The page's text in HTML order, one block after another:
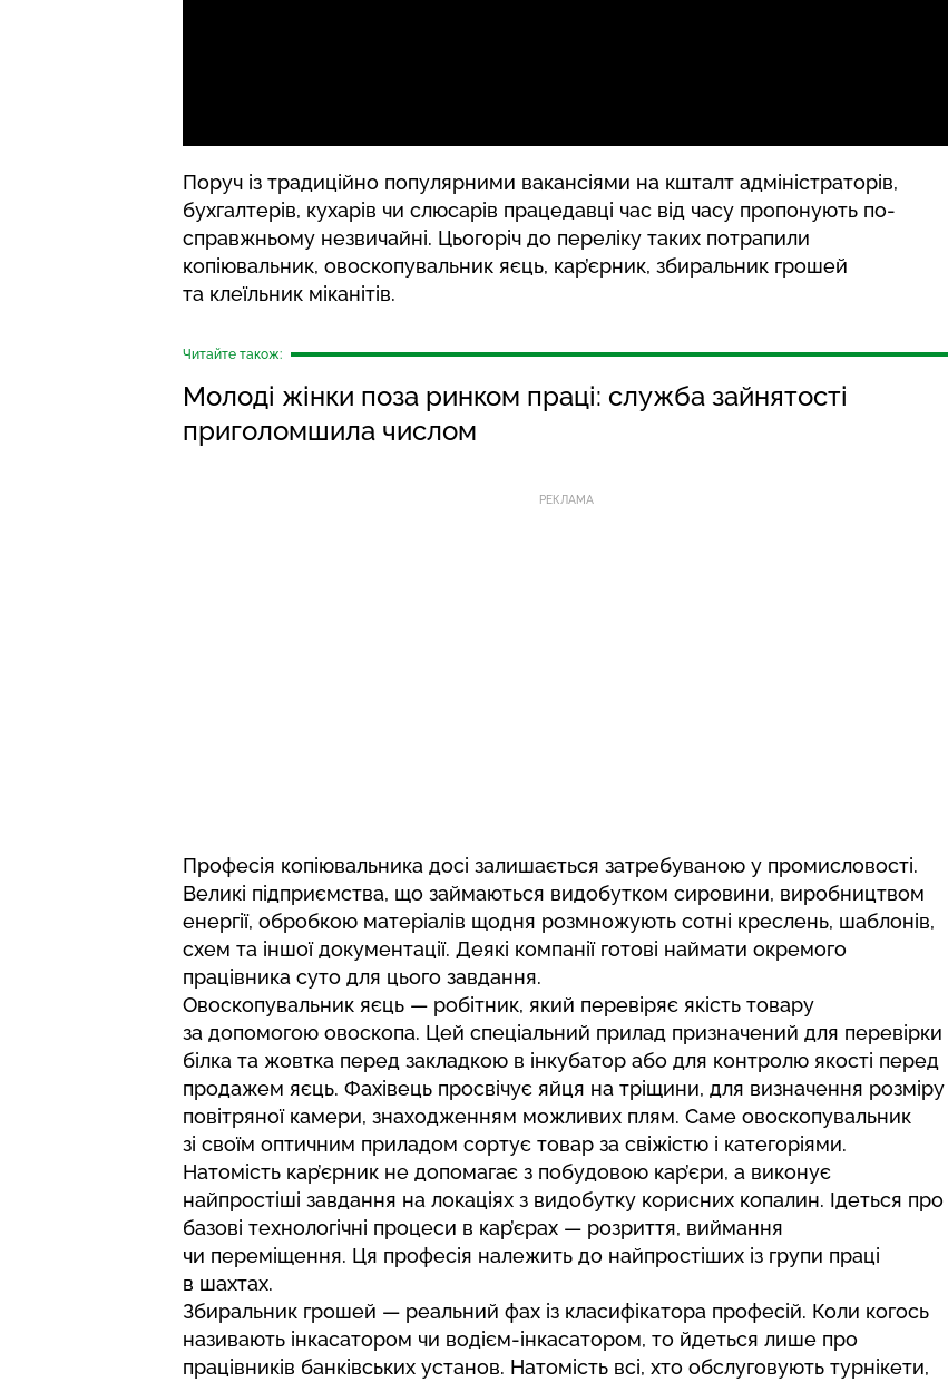
Поруч із традиційно популярними вакансіями на кшталт адміністраторів,
бухгалтерів, кухарів чи слюсарів працедавці час від часу пропонують по-
справжньому незвичайні. Цьогоріч до переліку таких потрапили
копіювальник, овоскопувальник яєць, кар’єрник, збиральник грошей
та клеїльник міканітів.
Читайте також:
Молоді жінки поза ринком праці: служба зайнятості
приголомшила числом
РЕКЛАМА
Професія копіювальника досі залишається затребуваною у промисловості.
Великі підприємства, що займаються видобутком сировини, виробництвом
енергії, обробкою матеріалів щодня розмножують сотні креслень, шаблонів,
схем та іншої документації. Деякі компанії готові наймати окремого
працівника суто для цього завдання.
Овоскопувальник яєць — робітник, який перевіряє якість товару
за допомогою овоскопа. Цей спеціальний прилад призначений для перевірки
білка та жовтка перед закладкою в інкубатор або для контролю якості перед
продажем яєць. Фахівець просвічує яйця на тріщини, для визначення розміру
повітряної камери, знаходженням можливих плям. Саме овоскопувальник
зі своїм оптичним приладом сортує товар за свіжістю і категоріями.
Натомість кар’єрник не допомагає з побудовою кар’єри, а виконує
найпростіші завдання на локаціях з видобутку корисних копалин. Ідеться про
базові технологічні процеси в кар’єрах — розриття, виймання
чи переміщення. Ця професія належить до найпростіших із групи праці
в шахтах.
Збиральник грошей — реальний фах із класифікатора професій. Коли когось
називають інкасатором чи водієм-інкасатором, то йдеться лише про
працівників банківських установ. Натомість всі, хто обслуговують турнікети,